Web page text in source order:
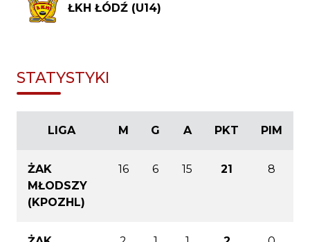
ŁKH ŁÓDŹ (U14)
STATYSTYKI
LIGA M G A PKT PIM
ŻAK
MŁODSZY
(KPOZHL)
16 6 15 21 8